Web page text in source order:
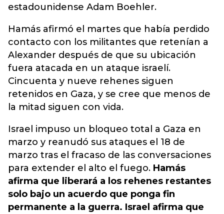
estadounidense Adam Boehler.
Hamás afirmó el martes que había perdido
contacto con los militantes que retenían a
Alexander después de que su ubicación
fuera atacada en un ataque israelí.
Cincuenta y nueve rehenes siguen
retenidos en Gaza, y se cree que menos de
la mitad siguen con vida.
Israel impuso un bloqueo total a Gaza en
marzo y reanudó sus ataques el 18 de
marzo tras el fracaso de las conversaciones
para extender el alto el fuego. Hamás
afirma que liberará a los rehenes restantes
solo bajo un acuerdo que ponga fin
permanente a la guerra. Israel afirma que